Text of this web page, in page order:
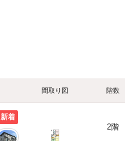
間取り図 階数
新着
2階